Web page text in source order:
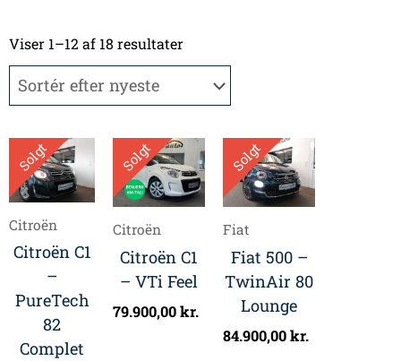
Viser 1–12 af 18 resultaterefter
Solgt
Citroën
Citroën C1
–
PureTech
82
Complet
Solgt
Citroën
Citroën C1
– VTi Feel
79.900,00kr.
Solgt
Fiat
Fiat 500 –
TwinAir 80
Lounge
84.900,00kr.